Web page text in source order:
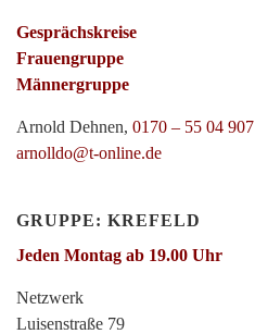
Gesprächskreise
Frauengruppe
Männergruppe
Arnold Dehnen, 0170 – 55 04 907
arnolldo@t-online.de
GRUPPE: KREFELD
Jeden Montag ab 19.00 Uhr
Netzwerk
Luisenstraße 79